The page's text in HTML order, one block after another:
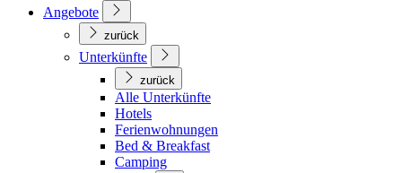
Angebote
zurück
Unterkünfte
zurück
Alle Unterkünfte
Hotels
Ferienwohnungen
Bed & Breakfast
Camping